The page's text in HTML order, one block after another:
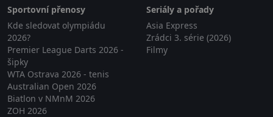
Sportovní přenosy
Kde sledovat olympiádu
2026?
Premier League Darts 2026 -
šipky
WTA Ostrava 2026 - tenis
Australian Open 2026
Biatlon v NMnM 2026
ZOH 2026
Seriály a pořady
Asia Express
Zrádci 3. série (2026)
Filmy